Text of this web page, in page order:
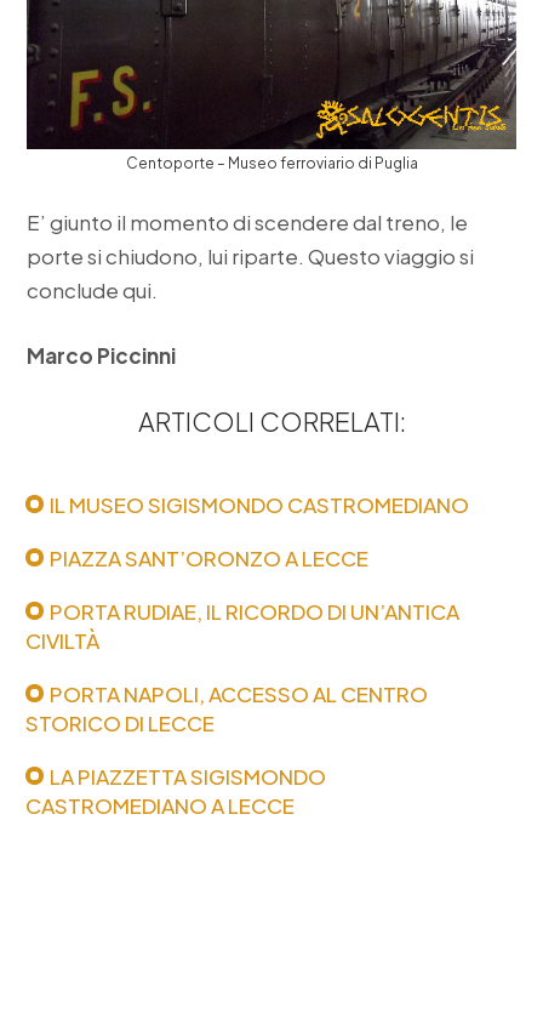
Centoporte – Museo ferroviario di Puglia
E’ giunto il momento di scendere dal treno, le
porte si chiudono, lui riparte. Questo viaggio si
conclude qui.
Marco Piccinni
ARTICOLI CORRELATI:
IL MUSEO SIGISMONDO CASTROMEDIANO
PIAZZA SANT’ORONZO A LECCE
PORTA RUDIAE, IL RICORDO DI UN’ANTICA
CIVILTÀ
PORTA NAPOLI, ACCESSO AL CENTRO
STORICO DI LECCE
LA PIAZZETTA SIGISMONDO
CASTROMEDIANO A LECCE